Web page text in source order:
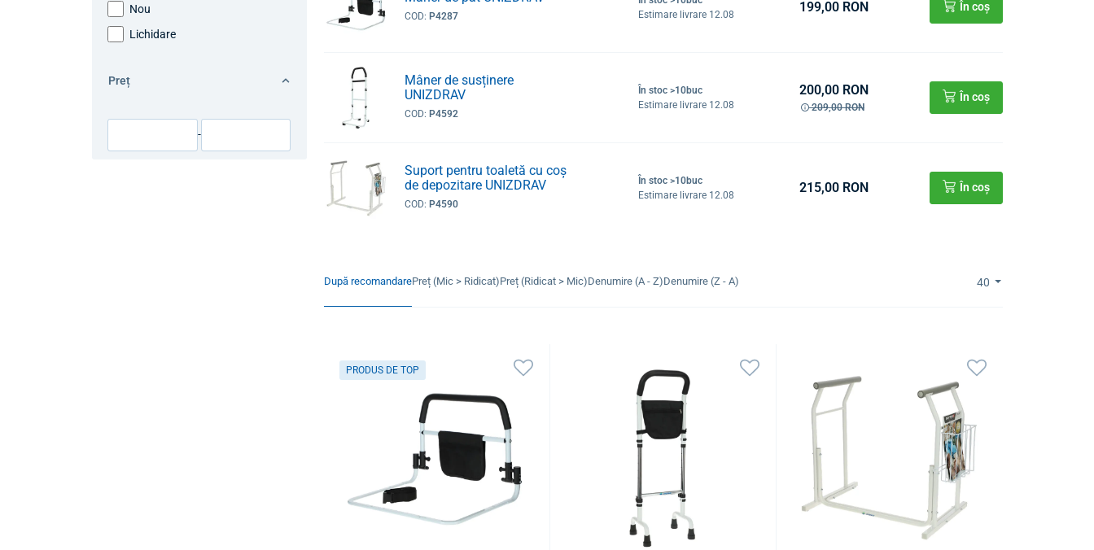
Nou
Lichidare
Preț
-
COD: P4287
Estimare livrare 12.08
199,00 RON În coș
Mâner de susținere
UNIZDRAV
COD: P4592
În stoc >10buc
Estimare livrare 12.08
200,00 RON
209,00 RON
În coș
Suport pentru toaletă cu coș
de depozitare UNIZDRAV
COD: P4590
În stoc >10buc
Estimare livrare 12.08
215,00 RON În coș
După recomandarePreț (Mic > Ridicat)Preț (Ridicat > Mic)Denumire (A - Z)Denumire (Z - A) 40
PRODUS DE TOP